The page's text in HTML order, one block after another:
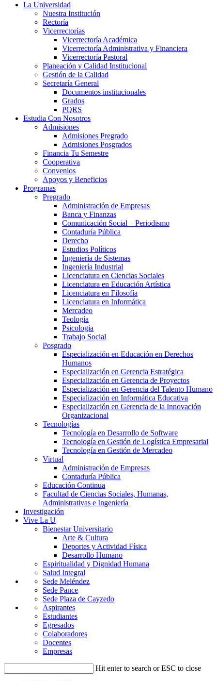
La Universidad
Nuestra Institución
Rectoría
Vicerrectorías
Vicerrectoría Académica
Vicerrectoría Administrativa y Financiera
Vicerrectoría Pastoral
Planeación y Calidad Institucional
Gestión de la Calidad
Secretaría General
Documentos institucionales
Grados
PQRS
Estudia Con Nosotros
Admisiones
Admisiones Pregrado
Admisiones Posgrados
Financia Tu Semestre
Cooperativa
Convenios
Apoyos y Beneficios
Programas
Pregrado
Administración de Empresas
Banca y Finanzas
Comunicación Social – Periodismo
Contaduría Pública
Derecho
Estudios Políticos
Ingeniería de Sistemas
Ingeniería Industrial
Licenciatura en Ciencias Sociales
Licenciatura en Educación Artística
Licenciatura en Filosofía
Licenciatura en Informática
Mercadeo
Teología
Psicología
Trabajo Social
Posgrado
Especialización en Educación en Derechos
Humanos
Especialización en Gerencia Estratégica
Especialización en Gerencia de Proyectos
Especialización en Gerencia del Talento Humano
Especialización en Informática Educativa
Especialización en Gerencia de la Innovación
Organizacional
Tecnologías
Tecnología en Desarrollo de Software
Tecnología en Gestión de Logística Empresarial
Tecnología en Gestión de Mercadeo
Virtual
Administración de Empresas
Contaduría Pública
Educación Continua
Facultad de Ciencias Sociales, Humanas,
Administrativas e Ingeniería
Investigación
Vive La U
Bienestar Universitario
Arte & Cultura
Deportes y Actividad Física
Desarrollo Humano
Espiritualidad y Dignidad Humana
Salud Integral
Sede Meléndez
Sede Pance
Sede Plaza de Cayzedo
Aspirantes
Estudiantes
Egresados
Colaboradores
Docentes
Empresas
Hit enter to search or ESC to close